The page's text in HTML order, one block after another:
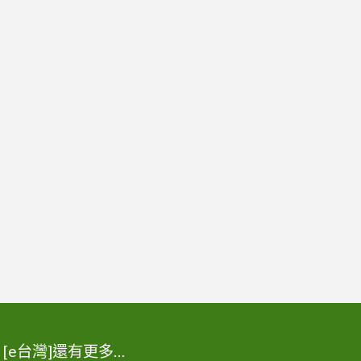
[e台灣]還有更多…